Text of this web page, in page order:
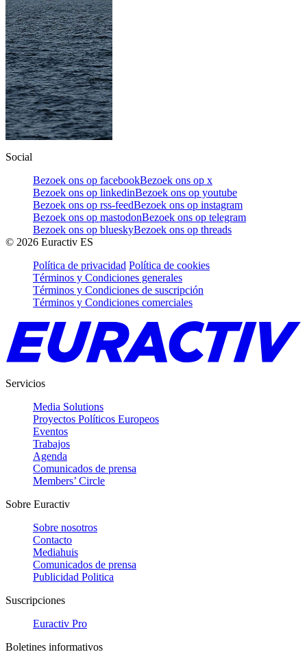
Social
Bezoek ons op facebookBezoek ons op x
Bezoek ons op linkedinBezoek ons op youtube
Bezoek ons op rss-feedBezoek ons op instagram
Bezoek ons op mastodonBezoek ons op telegram
Bezoek ons op blueskyBezoek ons op threads
© 2026 Euractiv ES
Política de privacidad Política de cookies
Términos y Condiciones generales
Términos y Condiciones de suscripción
Términos y Condiciones comerciales
Servicios
Media Solutions
Proyectos Políticos Europeos
Eventos
Trabajos
Agenda
Comunicados de prensa
Members’ Circle
Sobre Euractiv
Sobre nosotros
Contacto
Mediahuis
Comunicados de prensa
Publicidad Politica
Suscripciones
Euractiv Pro
Boletines informativos